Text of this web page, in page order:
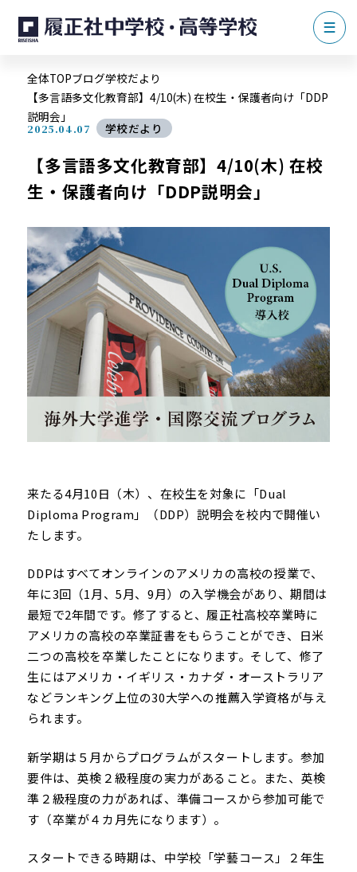
全体TOPブログ学校だより
【多言語多文化教育部】4/10(木) 在校生・保護者向け「DDP
説明会」
2025.04.07 学校だより
【多言語多文化教育部】4/10(木) 在校
生・保護者向け「DDP説明会」
来たる4月10日（木）、在校生を対象に「Dual
Diploma Program」（DDP）説明会を校内で開催い
たします。
DDPはすべてオンラインのアメリカの高校の授業で、
年に3回（1月、5月、9月）の入学機会があり、期間は
最短で2年間です。修了すると、履正社高校卒業時に
アメリカの高校の卒業証書をもらうことができ、日米
二つの高校を卒業したことになります。そして、修了
生にはアメリカ・イギリス・カナダ・オーストラリア
などランキング上位の30大学への推薦入学資格が与え
られます。
新学期は５月からプログラムがスタートします。参加
要件は、英検２級程度の実力があること。また、英検
準２級程度の力があれば、準備コースから参加可能で
す（卒業が４カ月先になります）。
スタートできる時期は、中学校「学藝コース」２年生